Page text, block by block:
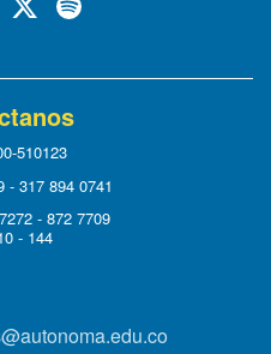
510123
- 317 894 0741
- 872 7709
- 144